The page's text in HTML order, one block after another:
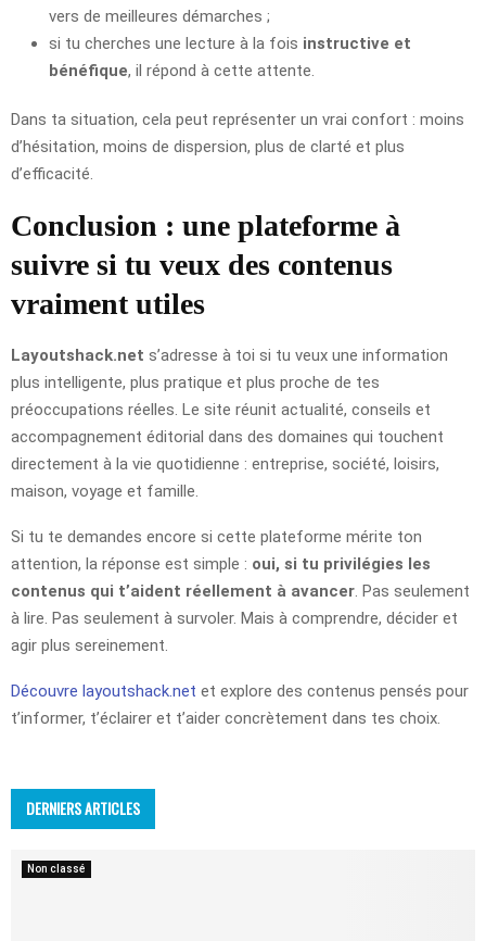
vers de meilleures démarches ;
si tu cherches une lecture à la fois instructive et
bénéfique, il répond à cette attente.
Dans ta situation, cela peut représenter un vrai confort : moins
d’hésitation, moins de dispersion, plus de clarté et plus
d’efficacité.
Conclusion : une plateforme à
suivre si tu veux des contenus
vraiment utiles
Layoutshack.net s’adresse à toi si tu veux une information
plus intelligente, plus pratique et plus proche de tes
préoccupations réelles. Le site réunit actualité, conseils et
accompagnement éditorial dans des domaines qui touchent
directement à la vie quotidienne : entreprise, société, loisirs,
maison, voyage et famille.
Si tu te demandes encore si cette plateforme mérite ton
attention, la réponse est simple : oui, si tu privilégies les
contenus qui t’aident réellement à avancer. Pas seulement
à lire. Pas seulement à survoler. Mais à comprendre, décider et
agir plus sereinement.
Découvre layoutshack.net et explore des contenus pensés pour
t’informer, t’éclairer et t’aider concrètement dans tes choix.
DERNIERS ARTICLES
Non classé